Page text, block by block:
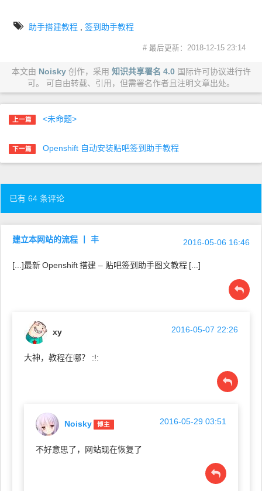
助手搭建教程 , 签到助手教程
# 最后更新：2018-12-15 23:14
本文由 Noisky创作，采用 知识共享署名 4.0国际许可协议进行许
可。 可自由转载、引用，但需署名作者且注明文章出处。
上一篇 <未命题>
下一篇 Openshift 自动安装贴吧签到助手教程
已有 64 条评论
建立本网站的流程 丨 丰 2016-05-06 16:46
[...]最新Openshift搭建 – 贴吧签到助手图文教程 [...]
xy 2016-05-07 22:26
大神，教程在哪？ :!:
Noisky 博主 2016-05-29 03:51
不好意思了，网站现在恢复了